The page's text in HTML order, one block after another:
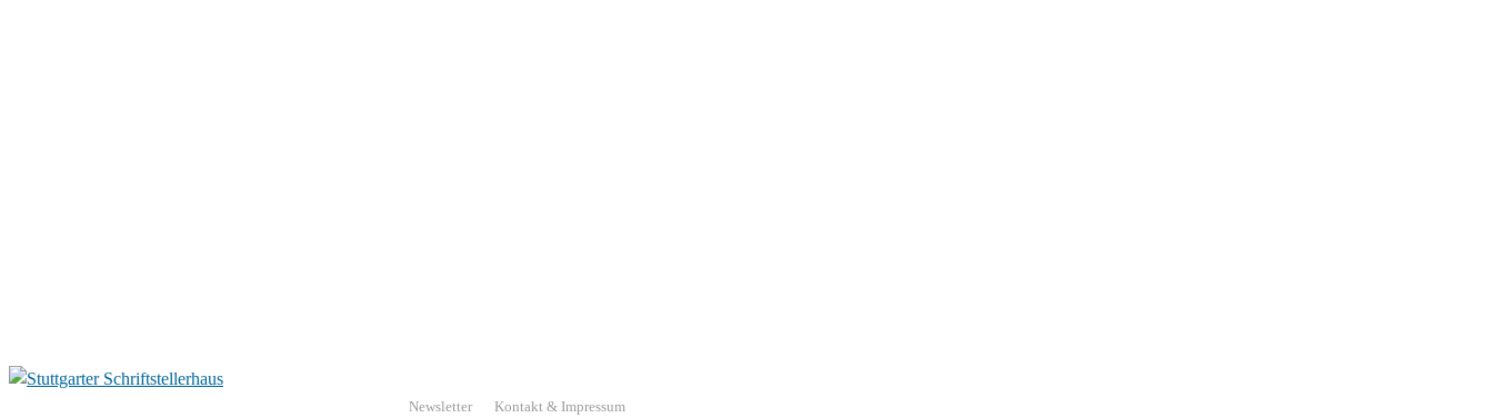
Newsletter Kontakt & Impressum